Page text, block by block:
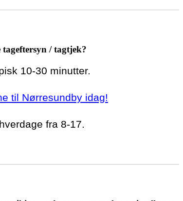
/ tagtjek?
10-30 minutter.
til Nørresundby idag!
fra 8-17.